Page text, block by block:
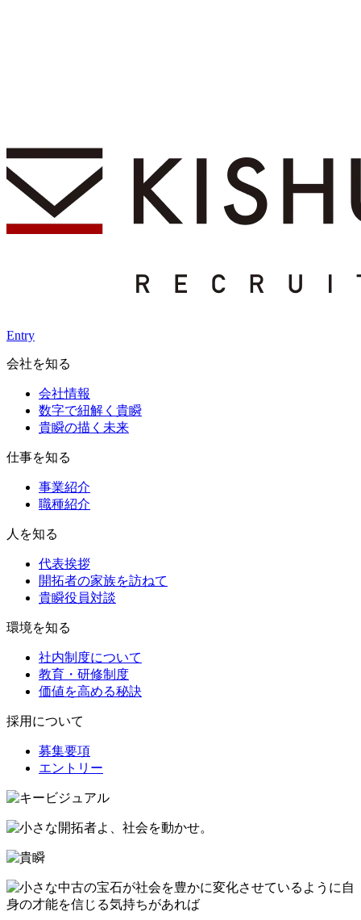
Entry
会社を知る
会社情報
数字で紐解く貴瞬
貴瞬の描く未来
仕事を知る
事業紹介
職種紹介
人を知る
代表挨拶
開拓者の家族を訪ねて
貴瞬役員対談
環境を知る
社内制度について
教育・研修制度
価値を高める秘訣
採用について
募集要項
エントリー